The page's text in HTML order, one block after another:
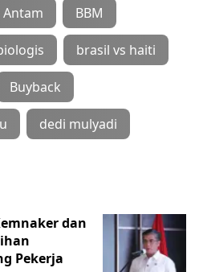
Antam BBM
brasil vs haiti
Buyback
dedi mulyadi
dan
Pekerja